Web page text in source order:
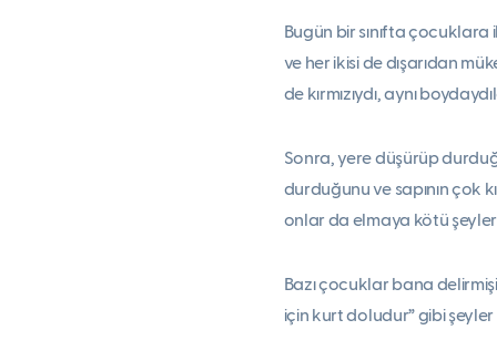
Bugün bir sınıfta
ve her ikisi de dışarıdan
de kırmızıydı, aynı
Sonra, yere düşürüp
durduğunu ve sapının çok
onlar da elmaya kötü
Bazı çocuklar bana
için kurt doludur” gibi